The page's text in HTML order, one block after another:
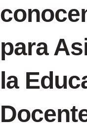
para
la